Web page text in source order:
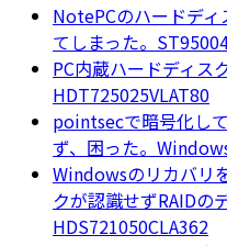
NotePCのハードデ
てしまった。
PC内蔵ハードディス
HDT725025VLAT80
pointsecで暗号化し
ず、困った。
Windowsのリカバリ
クが認識せずRAIDの
HDS721050CLA362